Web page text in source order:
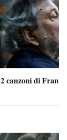
canzoni di